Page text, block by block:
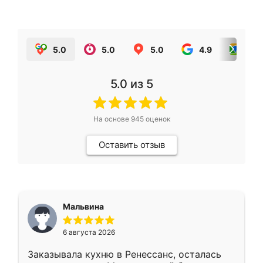
5.0 5.0 5.0 4.9
5.0 из 5
На основе 945оценок
Оставить отзыв
Мальвина
6 августа 2026
Заказывала кухню в Ренессанс, осталась